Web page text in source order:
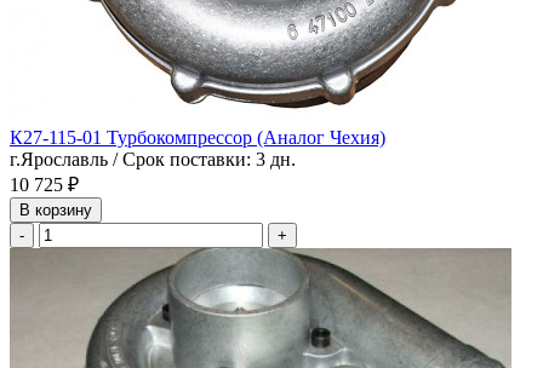
К27-115-01 Турбокомпрессор (Аналог Чехия)
г.Ярославль / Срок поставки: 3 дн.
10 725 ₽
В корзину
-
+